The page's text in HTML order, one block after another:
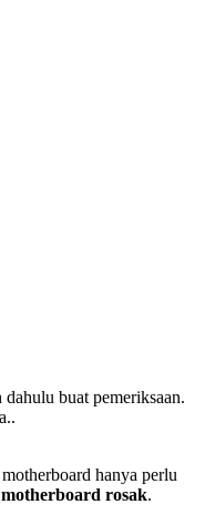
buat pemeriksaan.
hanya perlu
rosak.